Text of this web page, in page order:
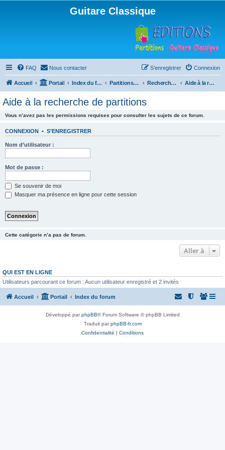
Guitare Classique
FAQ Nous contacter Connexion
S’enregistrer
Accueil Portail Index du forum Partitions pour guitare en libre téléchargement Recherche de ressources musicales Aide à la recherche de partitions
Aide à la recherche de partitions
Vous n’avez pas les permissions requises pour consulter les sujets de ce forum.
CONNEXION • S’ENREGISTRER
Nom d’utilisateur :
Mot de passe :
Se souvenir de moi
Masquer ma présence en ligne pour cette session
Cette catégorie n’a pas de forum.
Aller à
QUI EST EN LIGNE
Utilisateurs parcourant ce forum : Aucun utilisateur enregistré et 2 invités
Accueil Portail Index du forum
Développé parphpBB® Forum Software © phpBB Limited
Traduit parphpBB-fr.com
Confidentialité | Conditions